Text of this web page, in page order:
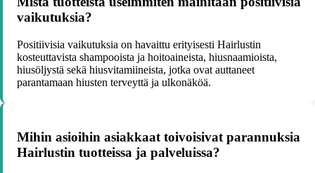
vaikutuksia?
Positiivisia vaikutuksia on havaittu erityisesti Hairlustin
kosteuttavista shampooista ja hoitoaineista, hiusnaamioista,
hiusöljystä sekä hiusvitamiineista, jotka ovat auttaneet
parantamaan hiusten terveyttä ja ulkonäköä.
Mihin asioihin asiakkaat toivoisivat parannuksia
Hairlustin tuotteissa ja palveluissa?